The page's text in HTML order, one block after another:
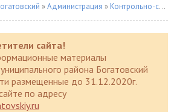
»Администрация » Контрольно-счетная палата
сайта!
материалы
района Богатовский
размещенные до 31.12.2020г.
по адресу